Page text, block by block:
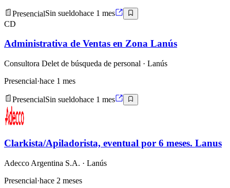
PresencialSin sueldohace 1 mes
CD
Administrativa de Ventas en Zona Lanús
Consultora Delet de búsqueda de personal · Lanús
Presencial·hace 1 mes
PresencialSin sueldohace 1 mes
Clarkista/Apiladorista, eventual por 6 meses. Lanus
Adecco Argentina S.A. · Lanús
Presencial·hace 2 meses